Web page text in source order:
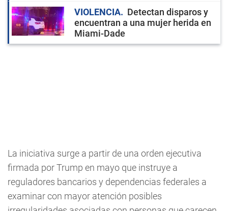
VIOLENCIA
Detectan disparos y
encuentran a una mujer herida en
Miami-Dade
La iniciativa surge a partir de una orden ejecutiva
firmada por Trump en mayo que instruye a
reguladores bancarios y dependencias federales a
examinar con mayor atención posibles